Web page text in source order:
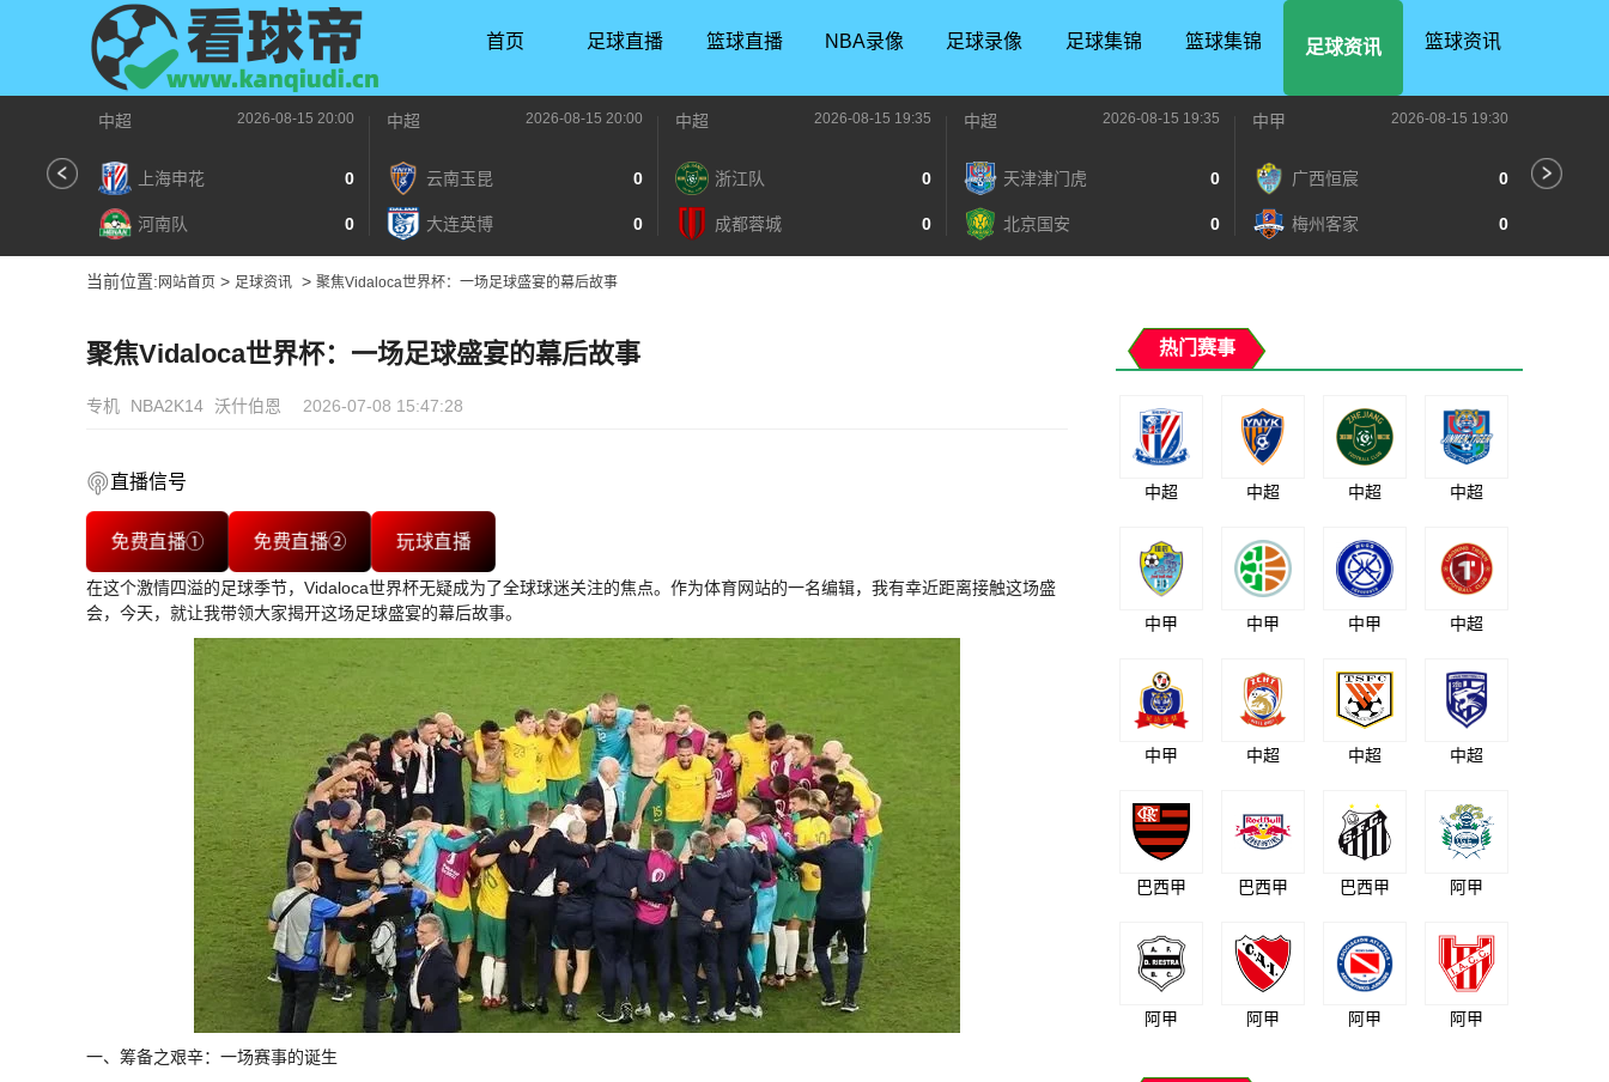
首页 足球直播 篮球直播 NBA录像 足球录像 足球集锦 篮球集锦 足球资讯 篮球资讯
中超 2026-08-15 20:00
上海申花 0
河南队 0
中超 2026-08-15 20:00
云南玉昆 0
大连英博 0
中超 2026-08-15 19:35
浙江队 0
成都蓉城 0
中超 2026-08-15 19:35
天津津门虎 0
北京国安 0
中甲 2026-08-15 19:30
广西恒宸 0
梅州客家 0
当前位置: 网站首页 > 足球资讯 > 聚焦Vidaloca世界杯：一场足球盛宴的幕后故事
聚焦Vidaloca世界杯：一场足球盛宴的幕后故事
专机 NBA2K14 沃什伯恩 2026-07-08 15:47:28
直播信号
免费直播① 免费直播② 玩球直播
在这个激情四溢的足球季节，Vidaloca世界杯无疑成为了全球球迷关注的焦点。作为体育网站的一名编辑，我有幸近距离接触这场盛
会，今天，就让我带领大家揭开这场足球盛宴的幕后故事。
一、筹备之艰辛：一场赛事的诞生
热门赛事
中超 中超 中超 中超
中甲 中甲 中甲 中超
中甲 中超 中超 中超
巴西甲 巴西甲 巴西甲 阿甲
阿甲 阿甲 阿甲 阿甲